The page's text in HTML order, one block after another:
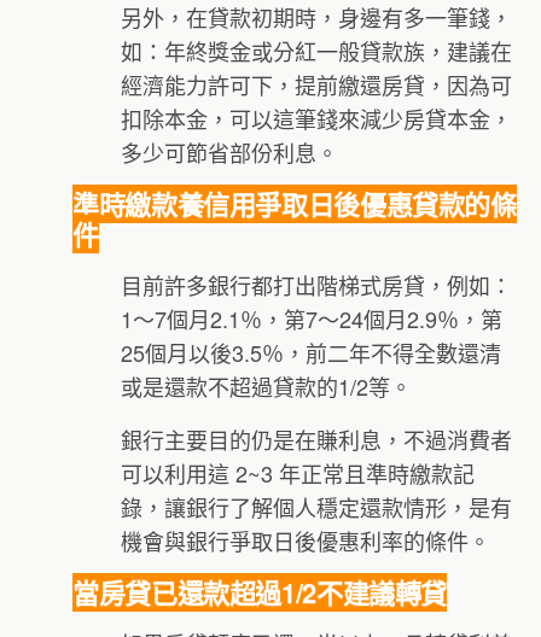
另外，在貸款初期時，身邊有多一筆錢，
如：年終獎金或分紅一般貸款族，建議在
經濟能力許可下，提前繳還房貸，因為可
扣除本金，可以這筆錢來減少房貸本金，
多少可節省部份利息。
準時繳款養信用爭取日後優惠貸款的條
件
目前許多銀行都打出階梯式房貸，例如：
1～7個月2.1％，第7～24個月2.9％，第
25個月以後3.5％，前二年不得全數還清
或是還款不超過貸款的1/2等。
銀行主要目的仍是在賺利息，不過消費者
可以利用這 2~3 年正常且準時繳款記
錄，讓銀行了解個人穩定還款情形，是有
機會與銀行爭取日後優惠利率的條件。
當房貸已還款超過1/2不建議轉貸